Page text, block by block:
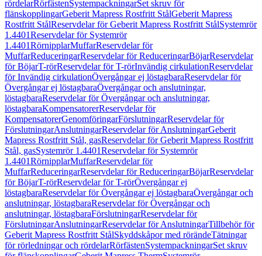
rördelarRörfästenSystempackningarSet skruv för
flänskopplingarGeberit Mapress Rostfritt StålGeberit Mapress
Rostfritt StålReservdelar för Geberit Mapress Rostfritt StålSystemrör
1.4401Reservdelar för Systemrör
1.4401RörnipplarMuffarReservdelar för
MuffarReduceringarReservdelar för ReduceringarBöjarReservdelar
för BöjarT-rörReservdelar för T-rörInvändig cirkulationReservdelar
för Invändig cirkulationÖvergångar ej löstagbaraReservdelar för
Övergångar ej löstagbaraÖvergångar och anslutningar,
löstagbaraReservdelar för Övergångar och anslutningar,
löstagbaraKompensatorerReservdelar för
KompensatorerGenomföringarFörslutningarReservdelar för
FörslutningarAnslutningarReservdelar för AnslutningarGeberit
Mapress Rostfritt Stål, gasReservdelar för Geberit Mapress Rostfritt
Stål, gasSystemrör 1.4401Reservdelar för Systemrör
1.4401RörnipplarMuffarReservdelar för
MuffarReduceringarReservdelar för ReduceringarBöjarReservdelar
för BöjarT-rörReservdelar för T-rörÖvergångar ej
löstagbaraReservdelar för Övergångar ej löstagbaraÖvergångar och
anslutningar, löstagbaraReservdelar för Övergångar och
anslutningar, löstagbaraFörslutningarReservdelar för
FörslutningarAnslutningarReservdelar för AnslutningarTillbehör för
Geberit Mapress Rostfritt StålSkyddskåpor med rörändeTätningar
för rörledningar och rördelarRörfästenSystempackningarSet skruv